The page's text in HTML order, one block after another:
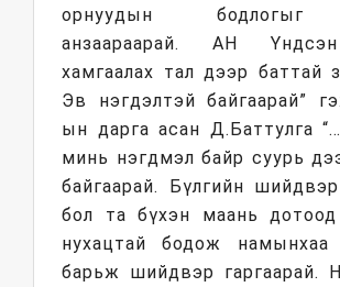
орнуудын бодлогыг
анзаараарай. АН
хамгаалах тал дээр баттай
Эв нэгдэлтэй байгаарай”
ын дарга асан Д.Баттулга
минь нэгдмэл байр суурь
байгаарай. Бүлгийн
бол та бүхэн маань дотоод
нухацтай бодож намынхаа
барьж шийдвэр гаргаарай.